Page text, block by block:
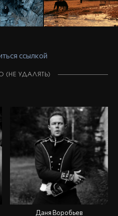
ссылкой
(НЕ УДАЛЯТЬ)
Даня Воробьев